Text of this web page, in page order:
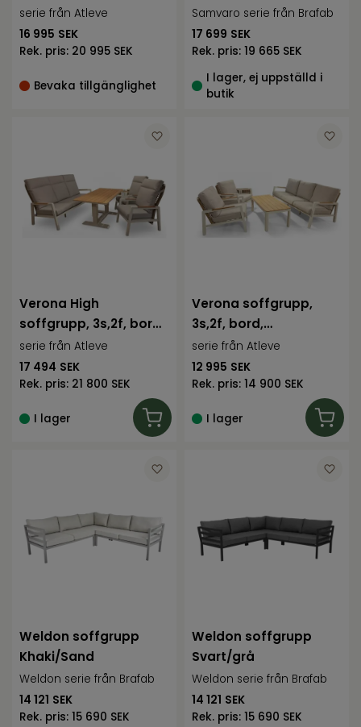
inkl AW dynor
serie från Atleve
16 995 SEK
Rek. pris: 20 995 SEK
Bevaka tillgänglighet
Samvaro serie från Brafab
17 699 SEK
Rek. pris: 19 665 SEK
I lager, ej uppställd i
butik
Verona High
soffgrupp, 3s,2f, bord,
cream/natur, i
serie från Atleve
17 494 SEK
Rek. pris: 21 800 SEK
I lager
Verona soffgrupp,
3s,2f, bord,
cream/natur, inkl d
serie från Atleve
12 995 SEK
Rek. pris: 14 900 SEK
I lager
Weldon soffgrupp
Khaki/Sand
Weldon serie från Brafab
14 121 SEK
Rek. pris: 15 690 SEK
Weldon soffgrupp
Svart/grå
Weldon serie från Brafab
14 121 SEK
Rek. pris: 15 690 SEK